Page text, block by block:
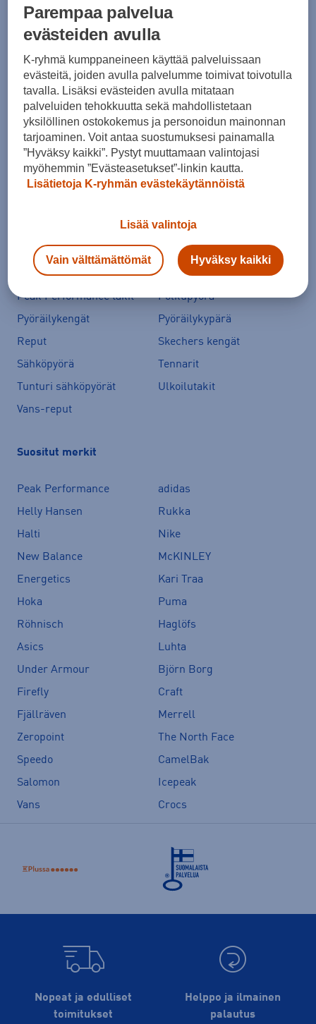
Converse kengät
Crocs
Hoka Clifton 11
Helly Hansen -takit
Hybridipyörät
Jalkapallokengät
Juoksukengät
Juoksuliivit
Juoksuvyöt
Jääkiekkomailat
Kevyttoppatakit
Kevytuntuvatakit
Merinovillakerrastot
New Balance 530
New Balance kengät
North Face takit
Paljasjalkakengät
Peak Performance takit
Polkupyörä
Pyöräilykengät
Pyöräilykypärä
Reput
Skechers kengät
Sähköpyörä
Tennarit
Tunturi sähköpyörät
Ulkoilutakit
Vans-reput
Suositut merkit
Peak Performance
adidas
Helly Hansen
Rukka
Halti
Nike
New Balance
McKINLEY
Energetics
Kari Traa
Hoka
Puma
Röhnisch
Haglöfs
Asics
Luhta
Under Armour
Björn Borg
Firefly
Craft
Fjällräven
Merrell
Zeropoint
The North Face
Speedo
CamelBak
Salomon
Icepeak
Vans
Crocs
Nopeat ja edulliset
toimitukset
Helppo ja ilmainen
palautus
Parempaa palvelua
evästeiden avulla
K-ryhmä kumppaneineen käyttää palveluissaan
evästeitä, joiden avulla palvelumme toimivat toivotulla
tavalla. Lisäksi evästeiden avulla mitataan
palveluiden tehokkuutta sekä mahdollistetaan
yksilöllinen ostokokemus ja personoidun mainonnan
tarjoaminen. Voit antaa suostumuksesi painamalla
”Hyväksy kaikki”. Pystyt muuttamaan valintojasi
myöhemmin ”Evästeasetukset”-linkin kautta.
Lisätietoja K-ryhmän evästekäytännöistä
Lisää valintoja
Vain välttämättömät Hyväksy kaikki